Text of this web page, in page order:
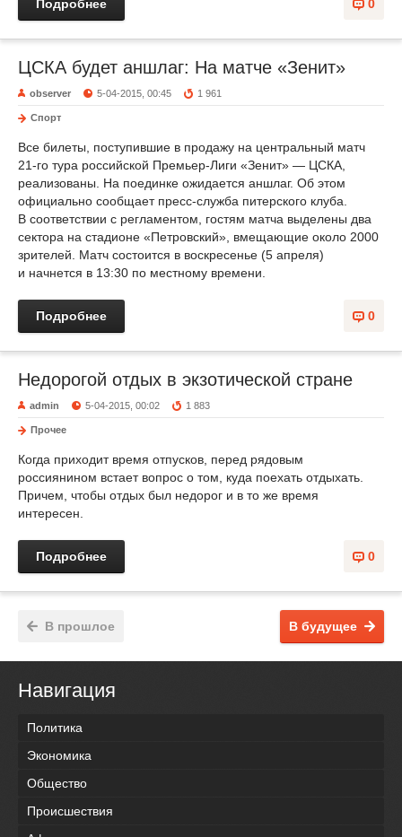
0
Подробнее
ЦСКА будет аншлаг: На матче «Зенит»
observer 5-04-2015, 00:45 1 961
Спорт
Все билеты, поступившие в продажу на центральный матч
21-го тура российской Премьер-Лиги «Зенит» — ЦСКА,
реализованы. На поединке ожидается аншлаг. Об этом
официально сообщает пресс-служба питерского клуба.
В соответствии с регламентом, гостям матча выделены два
сектора на стадионе «Петровский», вмещающие около 2000
зрителей. Матч состоится в воскресенье (5 апреля)
и начнется в 13:30 по местному времени.
0
Подробнее
Недорогой отдых в экзотической стране
admin 5-04-2015, 00:02 1 883
Прочее
Когда приходит время отпусков, перед рядовым
россиянином встает вопрос о том, куда поехать отдыхать.
Причем, чтобы отдых был недорог и в то же время
интересен.
0
Подробнее
В будущее
В прошлое
Навигация
Политика
Экономика
Общество
Происшествия